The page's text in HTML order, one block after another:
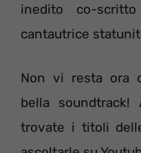
inedito co-
cantautrice
Non vi resta ora
bella
trovate i titoli